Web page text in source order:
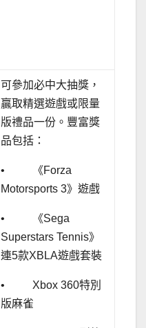
可參加必中大抽獎，
贏取精選遊戲或限量
版禮品一份。豐富獎
品包括：
• 《Forza
Motorsports 3》遊戲
• 《Sega
Superstars Tennis》
連5款XBLA遊戲套裝
• Xbox 360特別
版麻雀